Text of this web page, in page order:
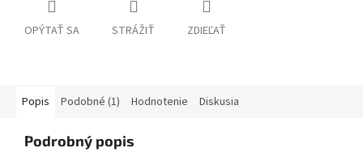
OPÝTAŤ SA STRÁŽIŤ ZDIEĽAŤ
Popis Podobné (1) Hodnotenie Diskusia
Podrobný popis